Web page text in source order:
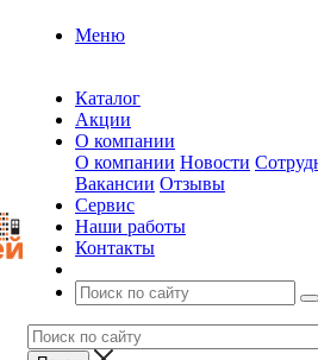
Меню
Каталог
Акции
О компании
О компании Новости
Вакансии Отзывы
Сервис
Наши работы
Контакты